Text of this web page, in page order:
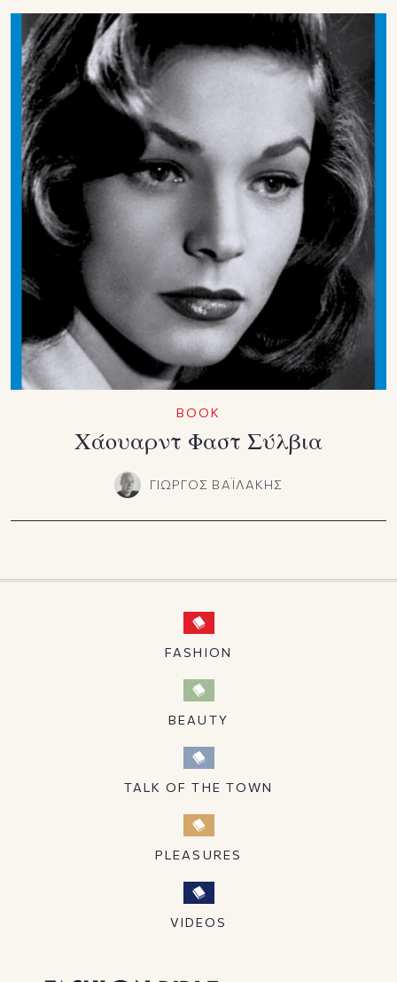
ΒΟΟΚ
Χάουαρντ Φαστ Σύλβια
ΓΙΩΡΓΟΣ ΒΑΪΛΑΚΗΣ
FASHION
BEAUTY
TALK OF THE TOWN
PLEASURES
VIDEOS